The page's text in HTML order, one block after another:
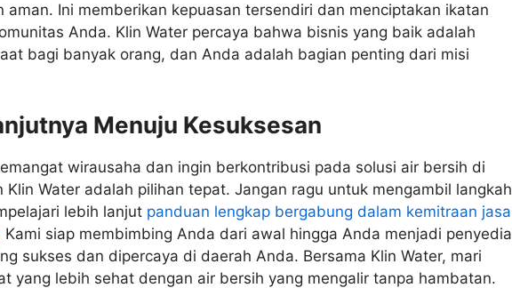
aman. Ini memberikan kepuasan tersendiri dan menciptakan ikatan
Anda. Klin Water percaya bahwa bisnis yang baik adalah
bagi banyak orang, dan Anda adalah bagian penting dari misi
Menuju Kesuksesan
wirausaha dan ingin berkontribusi pada solusi air bersih di
Klin Water adalah pilihan tepat. Jangan ragu untuk mengambil langkah
lebih lanjut panduan lengkap bergabung dalam kemitraan jasa
Kami siap membimbing Anda dari awal hingga Anda menjadi penyedia
sukses dan dipercaya di daerah Anda. Bersama Klin Water, mari
yang lebih sehat dengan air bersih yang mengalir tanpa hambatan.